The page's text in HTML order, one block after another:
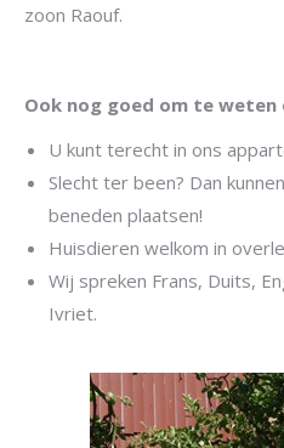
zoon Raouf.
Ook nog goed om te
U kunt terecht in ons
Slecht ter been? Dan
beneden plaatsen!
Huisdieren welkom in
Wij spreken Frans, Duits,
Ivriet.